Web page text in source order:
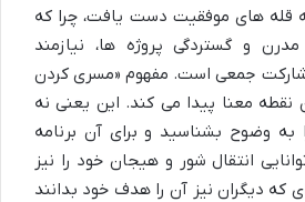
قله های موفقیت دست یافت، چرا که
و گستردگی پروژه ها، نیازمند
جمعی است. مفهوم «مسری کردن
نقطه معنا پیدا می کند. این یعنی نه
به وضوح بشناسید و برای آن برنامه
انتقال شور و هیجان خود را نیز
که دیگران نیز آن را هدف خود بدانند